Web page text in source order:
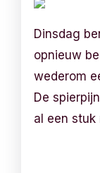
Dinsdag
opnieuw
wederom
De
al een stuk